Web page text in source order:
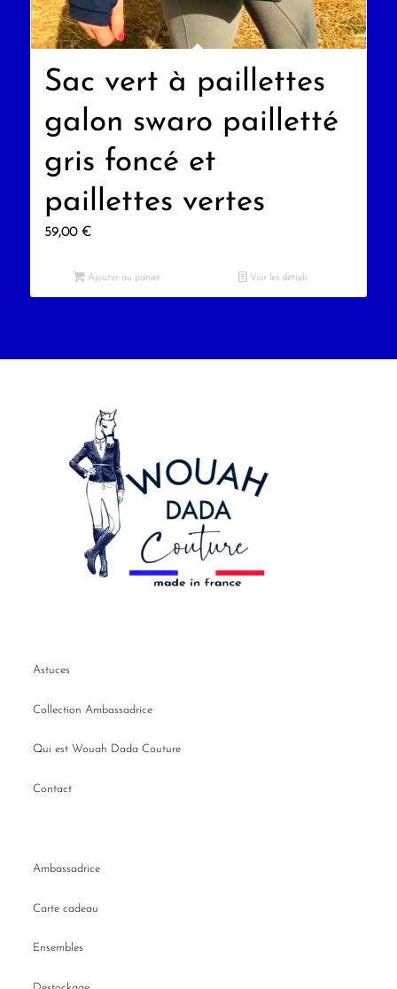
Sac vert à paillettes
galon swaro pailletté
gris foncé et
paillettes vertes
59,00 €
Ajouter au panier Voir les détails
Astuces
Collection Ambassadrice
Qui est Wouah Dada Couture
Contact
Ambassadrice
Carte cadeau
Ensembles